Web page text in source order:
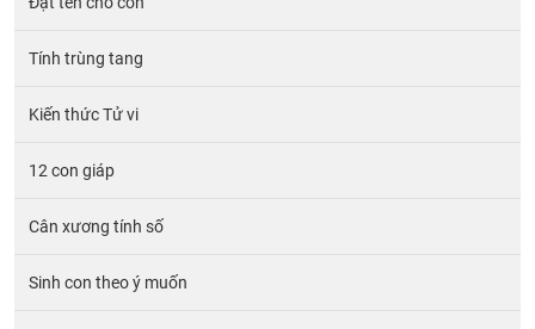
Tính trùng tang
Kiến thức Tử vi
12 con giáp
Cân xương tính số
Sinh con theo ý muốn